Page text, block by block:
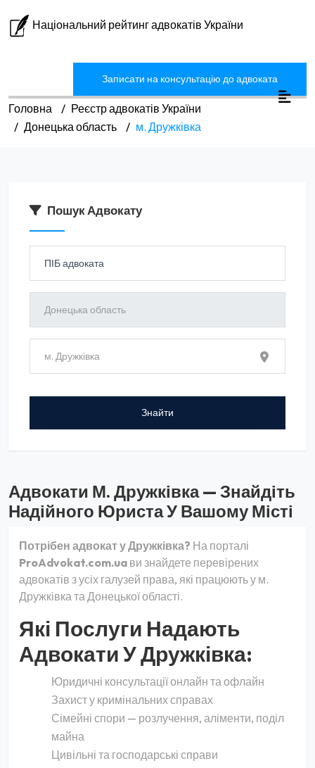
Національний рейтинг адвокатів України
Записати на консультацію до адвоката
Головна
Реєстр адвокатів України
Донецька область
м. Дружківка
Пошук Адвокату
Адвокати М. Дружківка — Знайдіть
Надійного Юриста У Вашому Місті
Потрібен адвокат у Дружківка? На порталі
ProAdvokat.com.ua ви знайдете перевірених
адвокатів з усіх галузей права, які працюють у м.
Дружківка та Донецької області.
Які Послуги Надають
Адвокати У Дружківка:
Юридичні консультації онлайн та офлайн
Захист у кримінальних справах
Сімейні спори — розлучення, аліменти, поділ
майна
Цивільні та господарські справи